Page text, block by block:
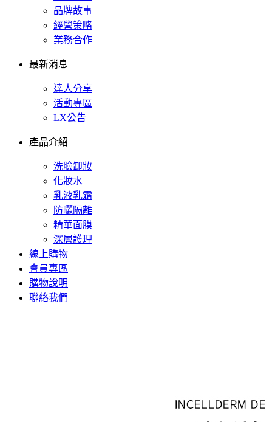
品牌故事
經營策略
業務合作
最新消息
達人分享
活動專區
LX公告
產品介紹
洗臉卸妝
化妝水
乳液乳霜
防曬隔離
精華面膜
深層護理
線上購物
會員專區
購物說明
聯絡我們